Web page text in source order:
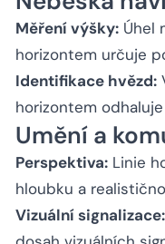
Měření výšky: Úhel
horizontem určuje
Identifikace hvězd:
horizontem
Umění a
Perspektiva: Linie
hloubku a
Vizuální signalizace: